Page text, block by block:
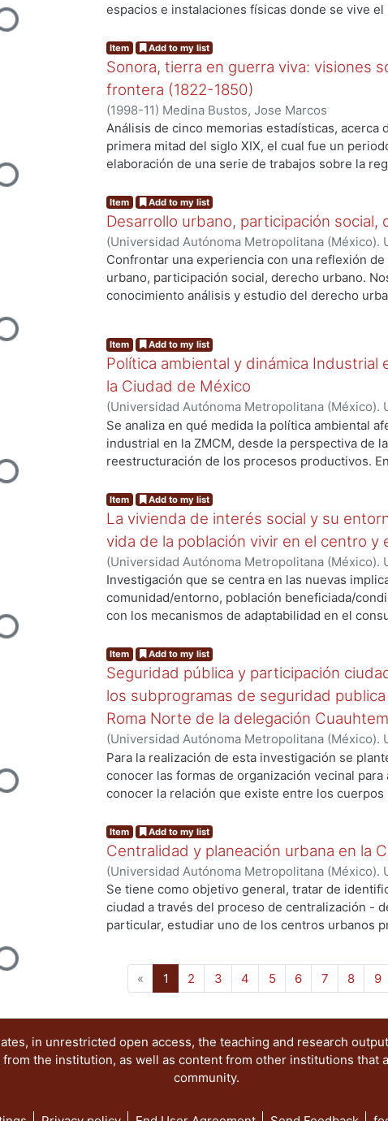
espacios e instalaciones físicas donde se vive
una metrópoli como la de México ha sido poco
que tal relación es importante porque a su
ayudan a entender mejor la lógica de
un elemento de la urbe y nos permite conocer y
Nos parece importante señalar las dificultades
cuantitativo y cualitativo de algunos aspectos
exhibición cinematográfica en la ciudad de
obtuvieron, en ocasiones no coinciden con
el que se hace la cuantificación. Si bien, la
Cinematográfica es la entidad que tiene
siempre cuenta con la más amplia y exacta.
Item Add to my list
Sonora, tierra en guerra viva: visiones
frontera (1822-1850)
(1998-11) Medina Bustos, Jose Marcos
Análisis de cinco memorias estadísticas, acerca
primera mitad del siglo XIX, el cual fue un
elaboración de una serie de trabajos sobre la
trabajos, los autores hacen descripción del
las potencialidades de progreso, los problemas
propuestas de solución que consideran
Item Add to my list
Desarrollo urbano, participación social,
(Universidad Autónoma Metropolitana (México).
de Servicios de Información.,1997)Jiménez
Confrontar una experiencia con una reflexión
urbano, participación social, derecho urbano.
conocimiento análisis y estudio del derecho
intervienen en la planeación urbana, nos han
perspectiva y visión distinta del derecho
entrevistas a los diferentes actores que
urbano, nos permitió comprobar que un
normatividad jurídica, las leyes, los planes y
conforman el derecho urbano.
Item Add to my list
Política ambiental y dinámica Industrial
la Ciudad de México
(Universidad Autónoma Metropolitana (México).
de Servicios de Información. ,1998-03)ISUNZA
Se analiza en qué medida la política ambiental
industrial en la ZMCM, desde la perspectiva de
reestructuración de los procesos productivos.
normas ambientales, los factores que
respuesta y las tendencias que se perfilan en
ambiental.
Item Add to my list
La vivienda de interés social y su
vida de la población vivir en el centro y
(Universidad Autónoma Metropolitana (México).
de Servicios de Información.,1999-07)Ramírez
Investigación que se centra en las nuevas
comunidad/entorno, población beneficiada/
con los mecanismos de adaptabilidad en el
adquiere importancia, en la medida que de ella
a un conjunto de servicios, como el transporte,
educativos, así como a la infraestructura y
drenaje, agua potable, teléfono, correo,
Item Add to my list
Seguridad pública y participación
los subprogramas de seguridad
Roma Norte de la delegación
(Universidad Autónoma Metropolitana (México).
de Servicios de Información.,1999-12)Jiménez
Para la realización de esta investigación se
conocer las formas de organización vecinal
conocer la relación que existe entre los
policía preventiva del D.F., como de las
delitos que se cometen en ambas colonias.
Item Add to my list
Centralidad y planeación urbana en la
(Universidad Autónoma Metropolitana (México).
de Servicios de Información.,1998)García
Se tiene como objetivo general, tratar de
ciudad a través del proceso de centralización -
particular, estudiar uno de los centros urbanos
mercado la que ha influido en la organización
Federal en lugar de la acción planificada que
discurso que hacia la generación de un modelo
« 1 (current)
2 3 4 5 6 7 8 9
in unrestricted open access, the teaching and research
the institution, as well as content from other institutions that
community.